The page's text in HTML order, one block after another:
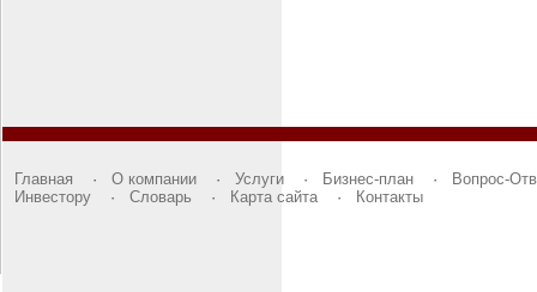
Главная · О компании · Услуги · Бизнес-план ·
Вопрос-
Инвестору · Словарь · Карта сайта· Контакты